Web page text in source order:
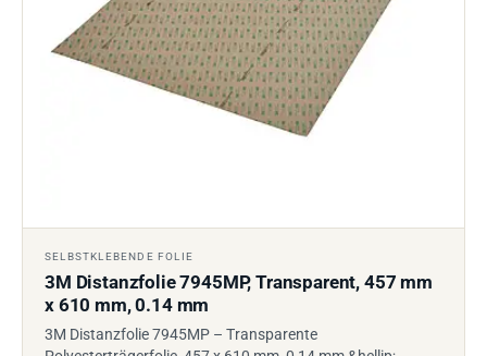
SELBSTKLEBENDE FOLIE
3M Distanzfolie 7945MP, Transparent, 457 mm
x 610 mm, 0.14 mm
3M Distanzfolie 7945MP – Transparente